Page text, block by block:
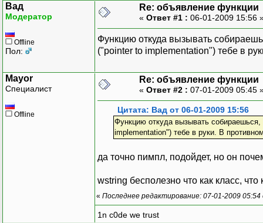
Вад
Модератор
Offline
Пол:
Re: объявление функции
« Ответ #1 : 06-01-2009 15:56
Функцию откуда вызывать
("pointer to implementation") тебе в
Mayor
Специалист
Offline
Re: объявление функции
« Ответ #2 : 07-01-2009 05:45
Цитата: Вад от 06-01-2009 15:56
Функцию откуда вызывать
implementation") тебе в руки. В
да точно пимпл, подойдет, но он
wstring бесполезно что как класс, что
« Последнее редактирование: 07-01-2009
1n c0de we trust